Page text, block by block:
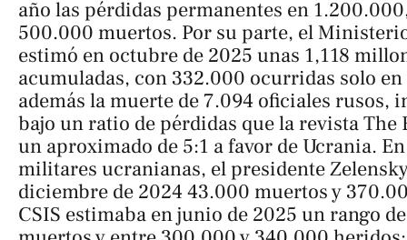
año las pérdidas permanentes en
500.000 muertos. Por su parte, el
estimó en octubre de 2025 unas 1,118
acumuladas, con 332.000 ocurridas solo
además la muerte de 7.094 oficiales rusos,
bajo un ratio de pérdidas que la revistaThe
un aproximado de 5:1 a favor de Ucrania.
militares ucranianas, el presidente
diciembre de 2024 43.000 muertos y
CSIS estimaba en junio de 2025 un rango